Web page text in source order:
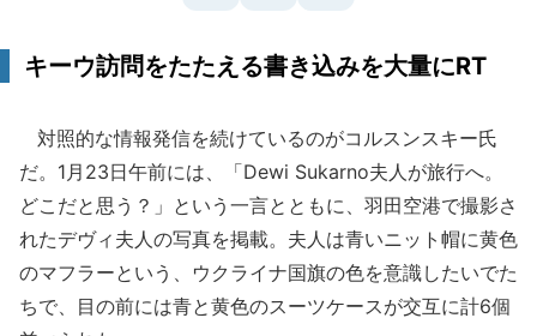
キーウ訪問をたたえる書き込みを大量にRT
対照的な情報発信を続けているのがコルスンスキー氏
だ。1月23日午前には、「Dewi Sukarno夫人が旅行へ。
どこだと思う？」という一言とともに、羽田空港で撮影さ
れたデヴィ夫人の写真を掲載。夫人は青いニット帽に黄色
のマフラーという、ウクライナ国旗の色を意識したいでた
ちで、目の前には青と黄色のスーツケースが交互に計6個